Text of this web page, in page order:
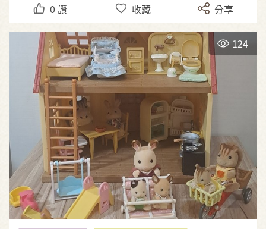
0 讚 收藏 分享
124